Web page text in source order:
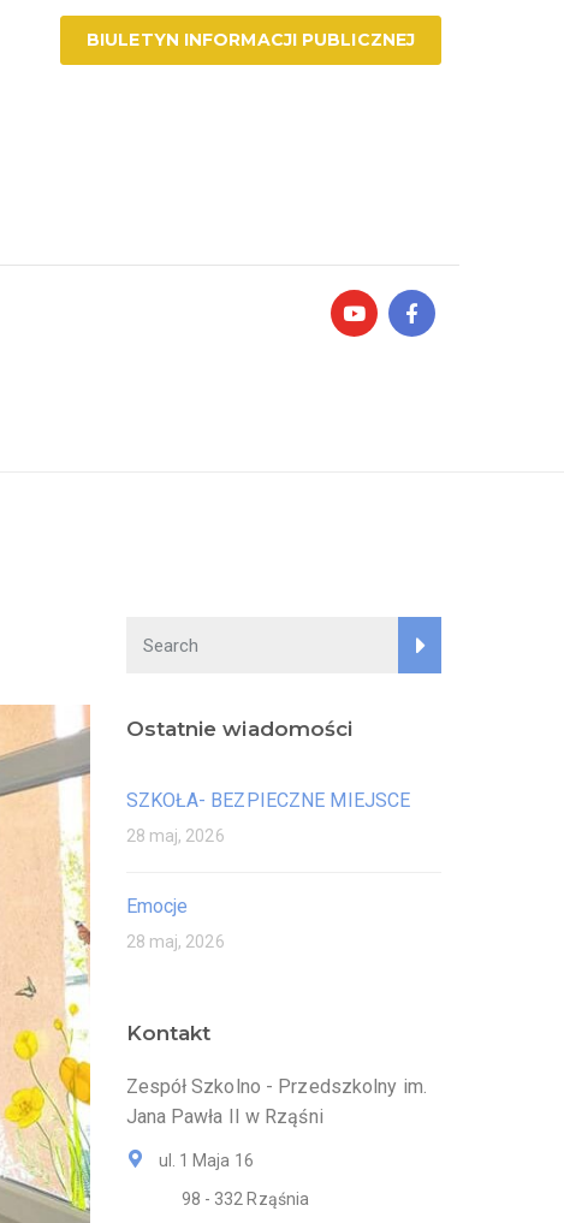
BIULETYN INFORMACJI PUBLICZNEJ
Ostatnie wiadomości
SZKOŁA- BEZPIECZNE MIEJSCE
28 maj, 2026
Emocje
28 maj, 2026
Kontakt
Zespół Szkolno - Przedszkolny im.
Jana Pawła II w Rząśni
ul. 1 Maja 16
98 - 332 Rząśnia